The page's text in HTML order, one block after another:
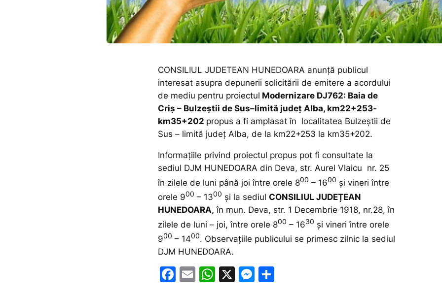
CONSILIUL JUDETEAN HUNEDOARA anunţă publicul
interesat asupra depunerii solicitării de emitere a acordului
de mediu pentru proiectul Modernizare DJ762: Baia de
Criș – Bulzeștii de Sus–limită județ Alba, km22+253-
km35+202 propus a fi amplasat în localitatea Bulzeștii de
Sus – limită județ Alba, de la km22+253 la km35+202.
Informaţiile privind proiectul propus pot fi consultate la
sediul DJM HUNEDOARA din Deva, str. Aurel Vlaicu nr. 25
în zilele de luni până joi între orele 800 – 1600 şi vineri între
orele 900 – 1300 și la sediul CONSILIUL JUDEȚEAN
HUNEDOARA, în mun. Deva, str. 1 Decembrie 1918, nr.28, în
zilele de luni – joi, între orele 800 – 1630 şi vineri între orele
900 – 1400. Observaţiile publicului se primesc zilnic la sediul
DJM HUNEDOARA.
F
E
W X
M